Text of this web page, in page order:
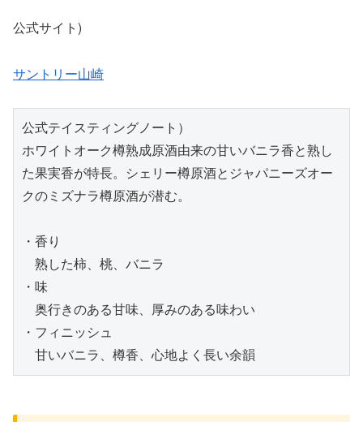
公式サイト)
サントリー山崎
公式テイスティングノート）
ホワイトオーク樽熟成原酒由来の甘いバニラ香と熟し
た果実香が特長。シェリー樽原酒とジャパニーズオー
クのミズナラ樽原酒が潜む。
・香り
熟した柿、桃、バニラ
・味
奥行きのある甘味、厚みのある味わい
・フィニッシュ
甘いバニラ、樽香、心地よく長い余韻